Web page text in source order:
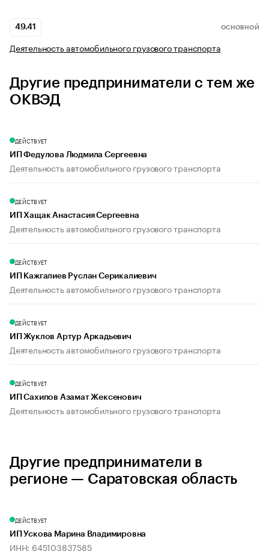
49.41 ОСНОВНОЙ
Деятельность автомобильного грузового транспорта
Другие предприниматели с тем же
ОКВЭД
ДЕЙСТВУЕТ
ИП Федулова Людмила Сергеевна
Деятельность автомобильного грузового транспорта
ДЕЙСТВУЕТ
ИП Хащак Анастасия Сергеевна
Деятельность автомобильного грузового транспорта
ДЕЙСТВУЕТ
ИП Кажгалиев Руслан Серикалиевич
Деятельность автомобильного грузового транспорта
ДЕЙСТВУЕТ
ИП Жуклов Артур Аркадьевич
Деятельность автомобильного грузового транспорта
ДЕЙСТВУЕТ
ИП Сахипов Азамат Жексенович
Деятельность автомобильного грузового транспорта
Другие предприниматели в
регионе — Саратовская область
ДЕЙСТВУЕТ
ИП Ускова Марина Владимировна
ИНН: 645103837585